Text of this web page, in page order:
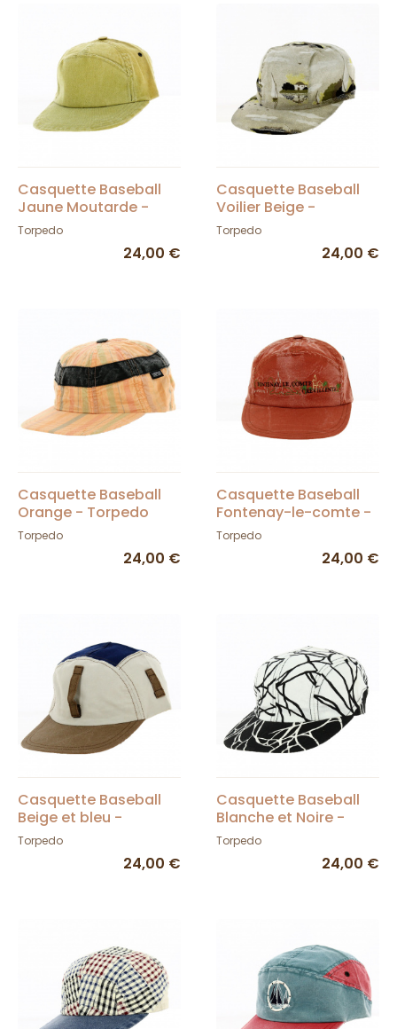
Casquette Baseball
Jaune Moutarde -
Torpedo
Torpedo
24,00 €
Casquette Baseball
Voilier Beige -
Torpedo
Torpedo
24,00 €
Casquette Baseball
Orange - Torpedo
Torpedo
24,00 €
Casquette Baseball
Fontenay-le-comte -
Torpedo
Torpedo
24,00 €
Casquette Baseball
Beige et bleu -
Torpedo
Torpedo
24,00 €
Casquette Baseball
Blanche et Noire -
Torpedo
Torpedo
24,00 €